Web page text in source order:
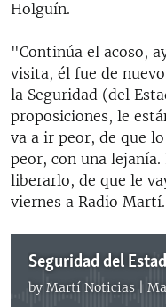
Holguín.
"Continúa el acoso,
visita, él fue de
la Seguridad (del
proposiciones, le
va a ir peor, de que
peor, con una
liberarlo, de que le
viernes a Radio Martí.
by Martí Noticias |
No media